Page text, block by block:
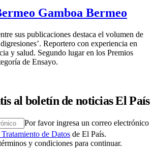
Gamboa Bermeo
sus publicaciones destaca el volumen de
Reportero con experiencia en
y salud. Segundo lugar en los Premios
de Ensayo.
al boletín de noticias El País
Por favor ingresa un correo electrónico
de Datos de El País.
y condiciones para continuar.